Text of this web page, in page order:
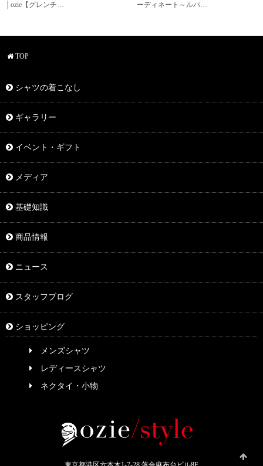
│ozie【グレンチ…
ーディネート～ルパ…
TOP
シャツの着こなし
ギャラリー
イベント・ギフト
メディア
基礎知識
商品情報
ニュース
スタッフブログ
ショッピング
メンズシャツ
レディースシャツ
ネクタイ・小物